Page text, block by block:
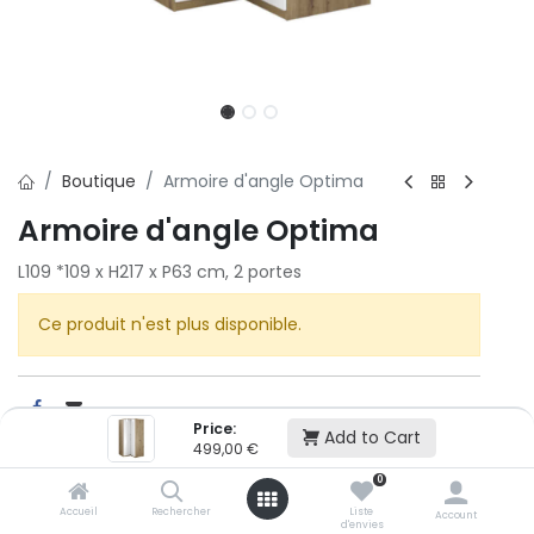
Price:
499,00 € Add to Cart
Accueil Rechercher
0
Liste
d'envies
Account
Boutique Armoire d'angle Optima
Armoire d'angle Optima
L109 *109 x H217 x P63 cm, 2 portes
Ce produit n'est plus disponible.
Cet article n'est plus disponible.